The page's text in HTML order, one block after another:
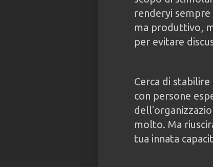
renderyi
ma produttivo,
per evitare
Cerca di
con persone
molto. Ma
tua innata